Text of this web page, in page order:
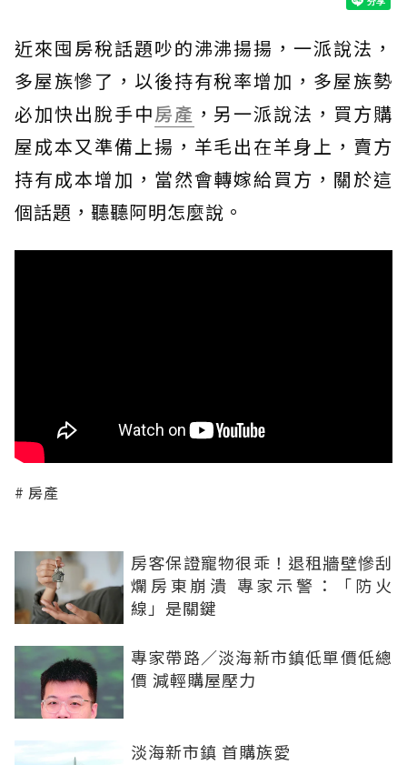
近來囤房稅話題吵的沸沸揚揚，一派說法，
多屋族慘了，以後持有稅率增加，多屋族勢
必加快出脫手中房產 ，另一派說法，買方購
屋成本又準備上揚，羊毛出在羊身上，賣方
持有成本增加，當然會轉嫁給買方，關於這
個話題，聽聽阿明怎麼說。
房產
房客保證寵物很乖！退租牆壁慘刮
爛房東崩潰 專家示警：「防火
線」是關鍵
專家帶路／淡海新市鎮低單價低總
價 減輕購屋壓力
淡海新市鎮 首購族愛